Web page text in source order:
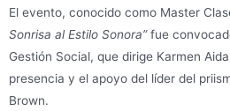
El evento, conocido como Master
Sonrisa al Estilo Sonora”fue
Gestión Social, que dirige Karmen
presencia y el apoyo del líder del
Brown.